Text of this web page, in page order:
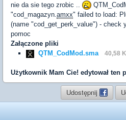
nie da sie tego zrobic ..
"cod_magazyn.amxx" failed to load:
(name "cod_get_perk_value") -
pomoc
Załączone pliki
QTM_CodMod.sma
40,58
Użytkownik Mam Cie! edytował ten
Udostępnij